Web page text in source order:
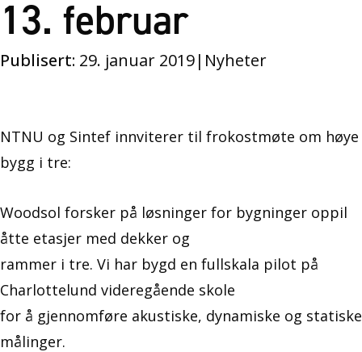
13. februar
Publisert: 29. januar 2019| Nyheter
NTNU og Sintef innviterer til frokostmøte om høye
bygg i tre:
Woodsol forsker på løsninger for bygninger oppil
åtte etasjer med dekker og
rammer i tre. Vi har bygd en fullskala pilot på
Charlottelund videregående skole
for å gjennomføre akustiske, dynamiske og statiske
målinger.